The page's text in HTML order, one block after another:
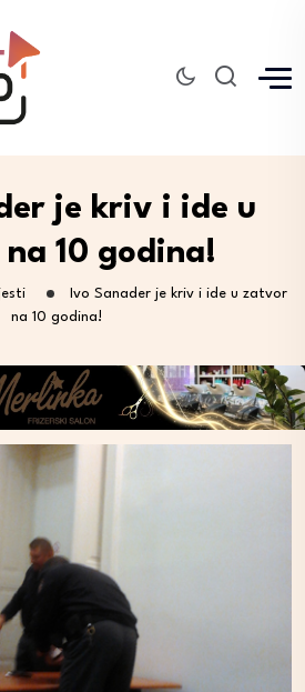
je kriv i ide u
10 godina!
Ivo Sanader je kriv i ide u zatvor
na 10 godina!